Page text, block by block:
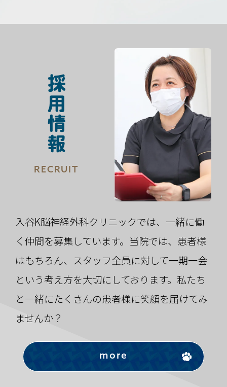
採用情報
RECRUIT
入谷K脳神経外科クリニックでは、一緒に働
く仲間を募集しています。当院では、患者様
はもちろん、スタッフ全員に対して一期一会
という考え方を大切にしております。私たち
と一緒にたくさんの患者様に笑顔を届けてみ
ませんか？
more